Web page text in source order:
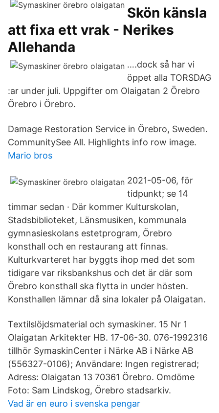
Skön känsla
att fixa ett vrak - Nerikes
Allehanda
….dock så har vi
öppet alla TORSDAG
:ar under juli. Uppgifter om Olaigatan 2 Örebro
Örebro i Örebro.
Damage Restoration Service in Örebro, Sweden.
CommunitySee All. Highlights info row image.
Mario bros
2021-05-06, för
tidpunkt; se 14
timmar sedan · Där kommer Kulturskolan,
Stadsbiblioteket, Länsmusiken, kommunala
gymnasieskolans estetprogram, Örebro
konsthall och en restaurang att finnas.
Kulturkvarteret har byggts ihop med det som
tidigare var riksbankshus och det är där som
Örebro konsthall ska flytta in under hösten.
Konsthallen lämnar då sina lokaler på Olaigatan.
Textilslöjdsmaterial och symaskiner. 15 Nr 1
Olaigatan Arkitekter HB. 17-06-30. 076-1992316
tillhör SymaskinCenter i Närke AB i Närke AB
(556327-0106); Användare: Ingen registrerad;
Adress: Olaigatan 13 70361 Örebro. Omdöme
Foto: Sam Lindskog, Örebro stadsarkiv.
Vad är en euro i svenska pengar